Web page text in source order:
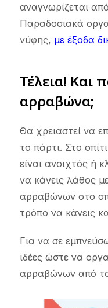
αναγνωρίζεται
Παραδοσιακά
νύφης, με έξοδα
Τέλεια! Και
αρραβώνα;
Θα χρειαστεί να
το πάρτι. Στο
είναι ανοιχτός ή
να κάνεις λάθος
αρραβώνων στο
τρόπο να κάνεις
Για να σε
ιδέες ώστε να
αρραβώνων από